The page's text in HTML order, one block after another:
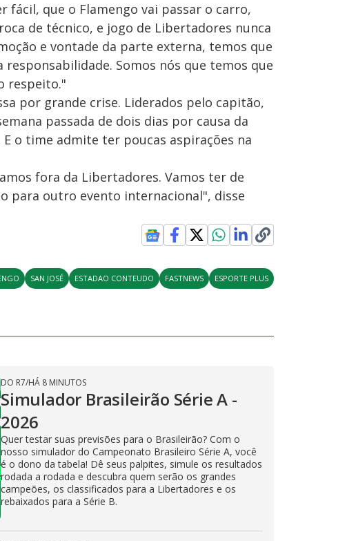
fácil, que o Flamengo vai passar o carro,
de técnico, e jogo de Libertadores nunca
e vontade da parte externa, temos que
Somos nós que temos que
respeito."
por grande crise. Liderados pelo capitão,
passada de dois dias por causa da
o time admite ter poucas aspirações na
fora da Libertadores. Vamos ter de
para outro evento internacional", disse
SAN JOSÉ ESTADAO CONTEUDO FASTNEWS ESPORTE PLUS
DO R7/HÁ 8 MINUTOS
Simulador Brasileirão Série A -
2026
Quer testar suas previsões para o Brasileirão? Com o
nosso simulador do Campeonato Brasileiro Série A, você
é o dono da tabela! Dê seus palpites, simule os resultados
rodada a rodada e descubra quem serão os grandes
campeões, os classificados para a Libertadores e os
rebaixados para a Série B.